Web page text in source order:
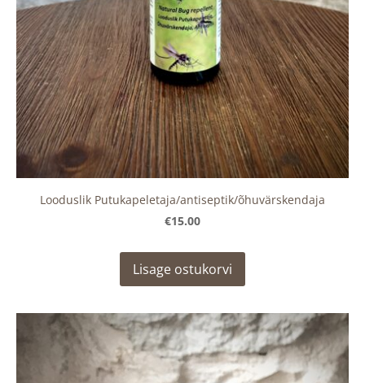
Looduslik Putukapeletaja/antiseptik/õhuvärskendaja
€15.00
Lisage ostukorvi